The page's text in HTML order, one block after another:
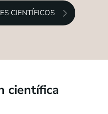
CIENTÍFICOS
científica